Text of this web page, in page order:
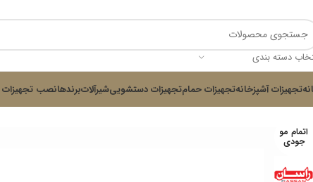
دسته بندی
تجهیزات آشپزخانهتجهیزات حمامتجهیزات دستشوییشیرآلاتبرندهانصب تجهیزات
اتمام مو
جودی